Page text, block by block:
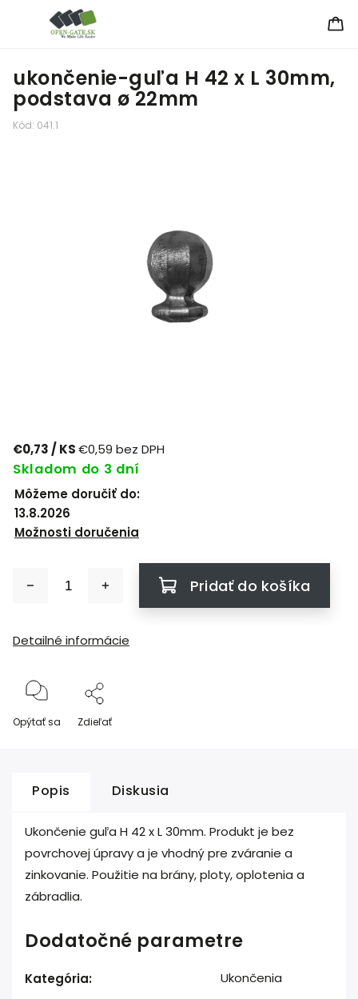
ukončenie-guľa H 42 x L 30mm,
podstava ø 22mm
Kód: 041.1
€0,73 / KS€0,59 bez DPH
Skladom do 3 dní
Môžeme doručiť do:
13.8.2026
Možnosti doručenia
Pridať do košíka
Detailné informácie
Opýtať sa Zdieľať
Popis Diskusia
Ukončenie guľa H 42 x L 30mm. Produkt je bez
povrchovej úpravy a je vhodný pre zváranie a
zinkovanie. Použitie na brány, ploty, oplotenia a
zábradlia.
Dodatočné parametre
Kategória:
Ukončenia